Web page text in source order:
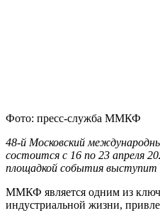
Фото: пресс-служба ММКФ
48-й Московский
состоится с 16 по 23 апреля
площадкой события выступит
ММКФ является одним из
индустриальной жизни,